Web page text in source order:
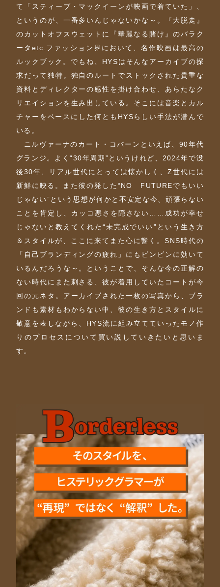
て「スティーブ・マックイーンが映画で着ていた」、
というのが、一番多いんじゃないかな～。『大脱走』
のカットオフスウェットに『華麗なる賭け』のバラク
ータetc.ファッション界において、名作映画は最高の
ルックブック。でもね、HYSはそんなアーカイブの探
求だって独特。独自のルートでストックされた貴重な
資料とディレクターの感性を掛け合わせ、あらたなク
リエイションを生み出している。そこには音楽とカル
チャーをベースにした何ともHYSらしい手法が潜んで
いる。
ニルヴァーナのカート・コバーンといえば、90年代
グランジ。よく“30年周期”というけれど、2024年で没
後30年、リアル世代にとっては懐かしく、Z世代には
新鮮に映る。また彼の発した“NO FUTUREでもいい
じゃない”という思想が何かと不安定な今、頑張らない
ことを肯定し、カッコ悪さを隠さない……成功が幸せ
じゃないと教えてくれた“未完成でいい”という生き方
＆スタイルが、ここに来てまた心に響く。SNS時代の
「自己ブランディングの疲れ」にもビンビンに効いて
いるんだろうな～。ということで、そんな今の正解の
ない時代にまた刺さる、彼が着用していたコートが今
回の元ネタ。アーカイブされた一枚の写真から、ブラ
ンドも素材もわからない中、彼の生き方とスタイルに
敬意を表しながら、HYS流に組み立てていったモノ作
りのプロセスについて買い説していきたいと思いま
す。